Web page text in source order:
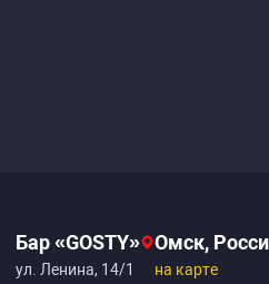
Бар «GOSTY» Омск,
ул. Ленина, 14/1 на карте